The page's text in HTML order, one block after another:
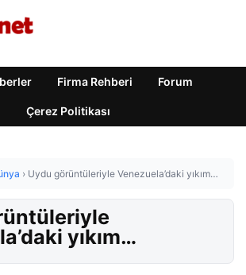
Firma Rehberi Forum
Çerez Politikası
› Uydu görüntüleriyle Venezuela’daki yıkım…
yıkım…